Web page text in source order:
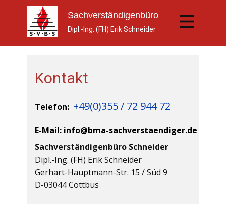
Sachverständi​genbüro
Dipl.-Ing. (FH) Erik Schneider
Kontakt
Telefon: +49(0)355 / 72 944 72
E-Mail: info@bma-sachverstaendiger.de
Sachverständigenbüro Schneider
Dipl.-Ing. (FH) Erik Schneider
Gerhart-Hauptmann-Str. 15 / Süd 9
D-03044 Cottbus